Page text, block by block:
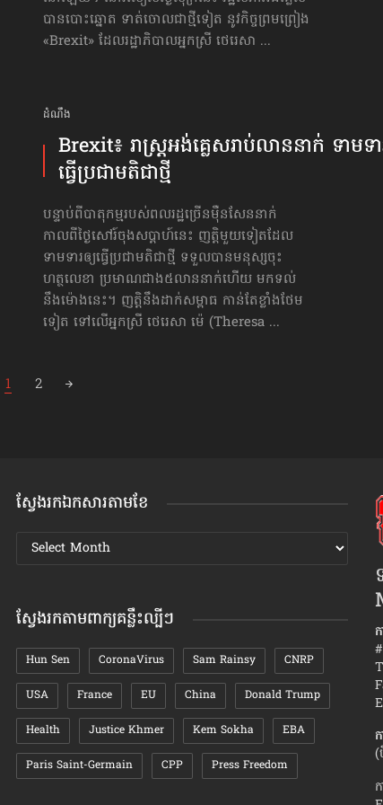
បានបោះឆ្នោត ទាត់ចោលជាថ្មីទៀត នូវកិច្ចព្រមព្រៀង
«Brexit» ដែលរដ្ឋាភិបាលអ្នកស្រី ថេរេសា ...
ដំណឹង
Brexit៖ រាស្ត្រ​អង់គ្លេស​រាប់លាន​នាក់ ទាមទា
ធ្វើ​ប្រជាមតិ​ជាថ្មី
បន្ទាប់ពីបាតុកម្មរបស់ពលរដ្ឋច្រើនម៉ឺនសែននាក់
កាលពីថ្ងៃសៅរ៍ចុងសប្ដាហ៍នេះ ញត្តិមួយទៀតដែល
ទាមទារ​ឲ្យធ្វើ​ប្រជាមតិ​ជាថ្មី ទទួលបានមនុស្សចុះ
ហត្ថលេខា ប្រមាណជាង៥លាននាក់ហើយ មកទល់
នឹងម៉ោងនេះ។ ញត្តិនឹងដាក់សម្ពាធ កាន់តែខ្លាំងថែម
ទៀត ទៅលើអ្នកស្រី ថេរេសា ម៉េ (Theresa ...
1 2
វិធីសាស្រ្តយកឈ្នះ​ចិត្ត«អនាគតម្តាយក្មេក»
ហេតុអ្វី​
ស្វែងរកឯកសារតាមខែ
ស្វែងរក
ឯកសារ
ស្វែងរកតាមពាក្យគន្លឹះល្បីៗ
Hun Sen CoronaVirus Sam Rainsy CNRP
USA France EU China Donald Trump
Health Justice Khmer Kem Sokha EBA
Paris Saint-Germain CPP Press Freedom
(